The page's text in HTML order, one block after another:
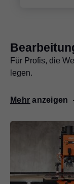
Für Profis, die
legen.
Mehr anzeigen